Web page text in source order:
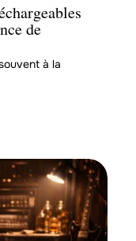
de
à la